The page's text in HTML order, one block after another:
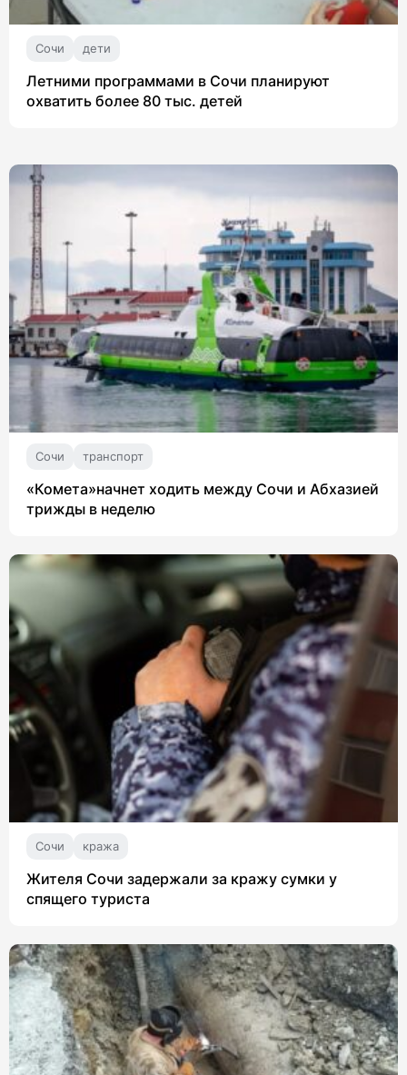
Сочи дети
Летними программами в Сочи планируют
охватить более 80 тыс. детей
Сочи транспорт
«Комета»начнет ходить между Сочи и Абхазией
трижды в неделю
Сочи кража
Жителя Сочи задержали за кражу сумки у
спящего туриста